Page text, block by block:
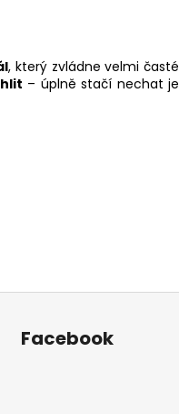
, který zvládne velmi časté
– úplně stačí nechat je
a
akci!
Facebook